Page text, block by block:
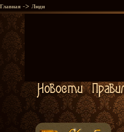
Главная -> Люди